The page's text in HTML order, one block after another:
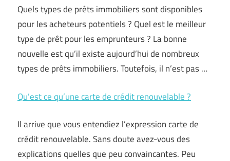
Quels types de prêts immobiliers sont disponibles
pour les acheteurs potentiels ? Quel est le meilleur
type de prêt pour les emprunteurs ? La bonne
nouvelle est qu’il existe aujourd’hui de nombreux
types de prêts immobiliers. Toutefois, il n’est pas …
Qu’est ce qu’une carte de crédit renouvelable ?
Il arrive que vous entendiez l’expression carte de
crédit renouvelable. Sans doute avez-vous des
explications quelles que peu convaincantes. Peu